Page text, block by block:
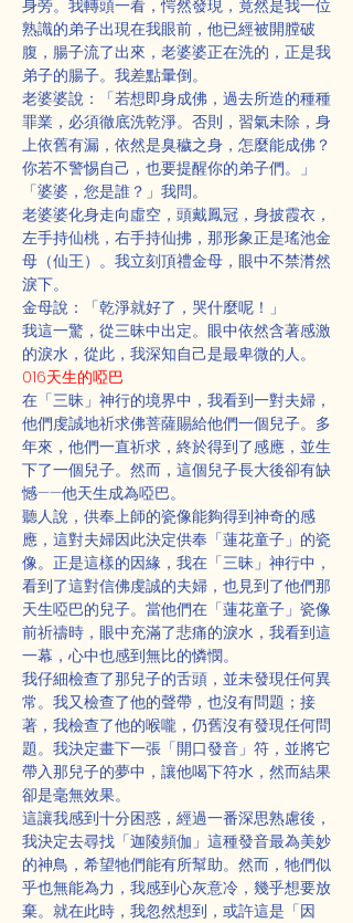
身旁。我轉頭一看，愕然發現，竟然是我一位
熟識的弟子出現在我眼前，他已經被開膛破
腹，腸子流了出來，老婆婆正在洗的，正是我
弟子的腸子。我差點暈倒。
老婆婆說：「若想即身成佛，過去所造的種種
罪業，必須徹底洗乾淨。否則，習氣未除，身
上依舊有漏，依然是臭穢之身，怎麼能成佛？
你若不警惕自己，也要提醒你的弟子們。」
「婆婆，您是誰？」我問。
老婆婆化身走向虛空，頭戴鳳冠，身披霞衣，
左手持仙桃，右手持仙拂，那形象正是瑤池金
母（仙王）。我立刻頂禮金母，眼中不禁潸然
淚下。
金母說：「乾淨就好了，哭什麼呢！」
我這一驚，從三昧中出定。眼中依然含著感激
的淚水，從此，我深知自己是最卑微的人。
016天生的啞巴
在「三昧」神行的境界中，我看到一對夫婦，
他們虔誠地祈求佛菩薩賜給他們一個兒子。多
年來，他們一直祈求，終於得到了感應，並生
下了一個兒子。然而，這個兒子長大後卻有缺
憾——他天生成為啞巴。
聽人說，供奉上師的瓷像能夠得到神奇的感
應，這對夫婦因此決定供奉「蓮花童子」的瓷
像。正是這樣的因緣，我在「三昧」神行中，
看到了這對信佛虔誠的夫婦，也見到了他們那
天生啞巴的兒子。當他們在「蓮花童子」瓷像
前祈禱時，眼中充滿了悲痛的淚水，我看到這
一幕，心中也感到無比的憐憫。
我仔細檢查了那兒子的舌頭，並未發現任何異
常。我又檢查了他的聲帶，也沒有問題；接
著，我檢查了他的喉嚨，仍舊沒有發現任何問
題。我決定畫下一張「開口發音」符，並將它
帶入那兒子的夢中，讓他喝下符水，然而結果
卻是毫無效果。
這讓我感到十分困惑，經過一番深思熟慮後，
我決定去尋找「迦陵頻伽」這種發音最為美妙
的神鳥，希望牠們能有所幫助。然而，牠們似
乎也無能為力，我感到心灰意冷，幾乎想要放
棄。就在此時，我忽然想到，或許這是「因